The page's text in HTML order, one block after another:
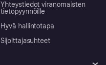
Yhteystiedot viranomaisten
tietopyynnöille
Hyvä hallintotapa
Sijoittajasuhteet